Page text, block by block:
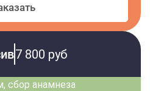
7 800 руб
сбор анамнеза